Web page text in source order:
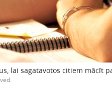
lai sagatavotos citiem mācīt